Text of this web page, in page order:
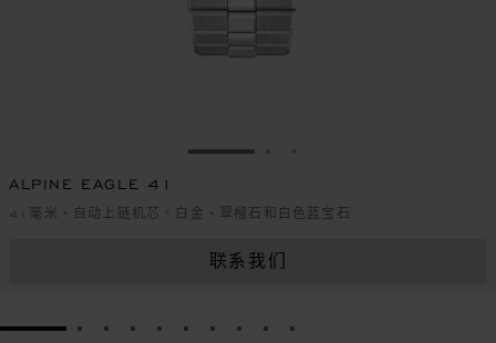
转到幻灯片 1
ALPINE EAGLE 41
41毫米、自动上链机芯、白金、翠榴石和白色蓝宝石
联系我们
GO TO SLIDE 1GO TO SLIDE 2
GO TO SLIDE 3
GO TO SLIDE 4
GO TO SLIDE 5
GO TO SLIDE 6
GO TO SLIDE 7
GO TO SLIDE 8
GO TO SLIDE 9
GO TO SLIDE 10